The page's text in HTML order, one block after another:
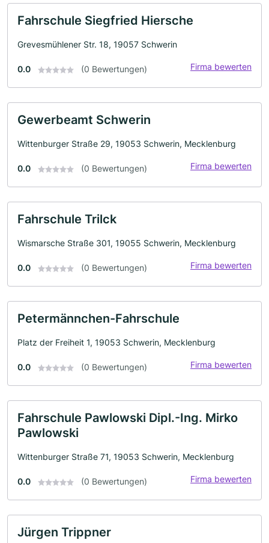
Fahrschule Siegfried Hiersche
Grevesmühlener Str. 18, 19057 Schwerin
0.0 (0 Bewertungen) Firma bewerten
Gewerbeamt Schwerin
Wittenburger Straße 29, 19053 Schwerin, Mecklenburg
0.0 (0 Bewertungen) Firma bewerten
Fahrschule Trilck
Wismarsche Straße 301, 19055 Schwerin, Mecklenburg
0.0 (0 Bewertungen) Firma bewerten
Petermännchen-Fahrschule
Platz der Freiheit 1, 19053 Schwerin, Mecklenburg
0.0 (0 Bewertungen) Firma bewerten
Fahrschule Pawlowski Dipl.-Ing. Mirko
Pawlowski
Wittenburger Straße 71, 19053 Schwerin, Mecklenburg
0.0 (0 Bewertungen) Firma bewerten
Jürgen Trippner